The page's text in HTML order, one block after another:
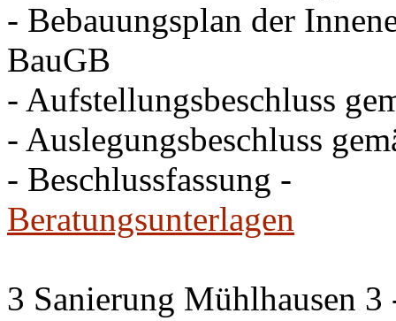
- Bebauungsplan der
BauGB
- Aufstellungsbeschluss
- Auslegungsbeschluss
- Beschlussfassung -
Beratungsunterlagen
3 Sanierung Mühlhausen 3